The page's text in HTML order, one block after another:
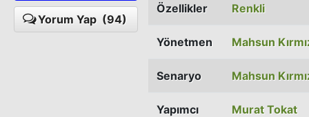
Yorum Yap (94)
Özellikler Renkli
Yönetmen Mahsun
Senaryo Mahsun
Yapımcı Murat Tokat